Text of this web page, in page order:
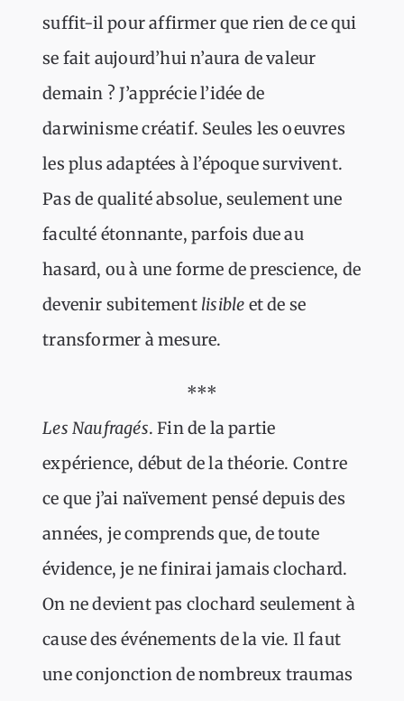
suffit-il pour affirmer que rien de ce qui
se fait aujourd’hui n’aura de valeur
demain ? J’apprécie l’idée de
darwinisme créatif. Seules les oeuvres
les plus adaptées à l’époque survivent.
Pas de qualité absolue, seulement une
faculté étonnante, parfois due au
hasard, ou à une forme de prescience, de
devenir subitement lisible et de se
transformer à mesure.
***
Les Naufragés. Fin de la partie
expérience, début de la théorie. Contre
ce que j’ai naïvement pensé depuis des
années, je comprends que, de toute
évidence, je ne finirai jamais clochard.
On ne devient pas clochard seulement à
cause des événements de la vie. Il faut
une conjonction de nombreux traumas